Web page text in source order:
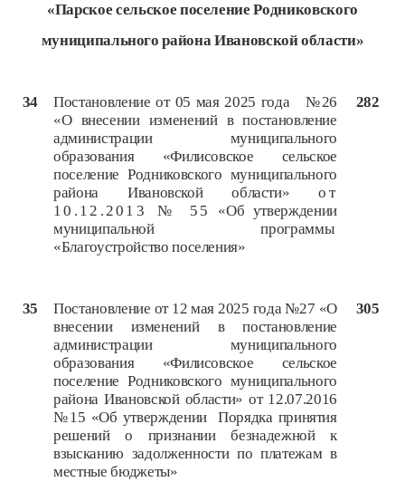
«Парское сельское поселение Родниковского
муниципального района Ивановской области»
34
Постановление от 05 мая 2025 года №26
«О внесении изменений в постановление
администрации муниципального
образования «Филисовское сельское
поселение Родниковского муниципального
района Ивановской области»от
10.12.2013 № 55
«Об утверждении
муниципальной программы
«Благоустройство поселения»
282
35
Постановление от 12 мая 2025 года №27 «О
внесении изменений в постановление
администрации муниципального
образования «Филисовское сельское
поселение Родниковского муниципального
района Ивановской области» от 12.07.2016
№15 «Об утверждении Порядка принятия
решений о признании безнадежной к
взысканию задолженности по платежам в
местные бюджеты»
305